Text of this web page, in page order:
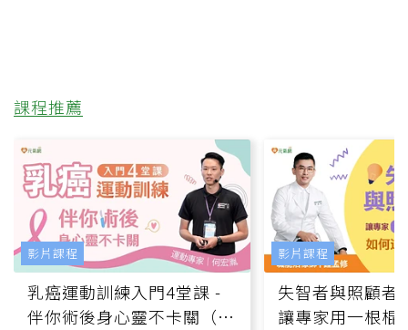
課程推薦
乳癌運動訓練入門4堂課 -
伴你術後身心靈不卡關（線
影片課程
失智者與照顧者
讓專家用一根棍
影片課程